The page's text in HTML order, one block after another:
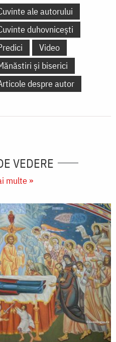
ale autorului
duhovnicești
Video
și biserici
despre autor
VEDERE
multe »